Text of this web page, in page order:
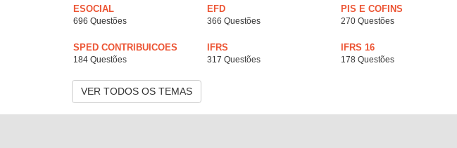
ESOCIAL
696 Questões
EFD
366 Questões
PIS E COFINS
270 Questões
SPED CONTRIBUICOES
184 Questões
IFRS
317 Questões
IFRS 16
178 Questões
VER TODOS OS TEMAS